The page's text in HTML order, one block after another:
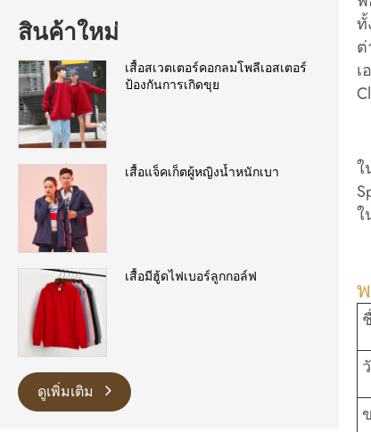
สินค้าใหม่
เสื้อสเวตเตอร์คอกลมโพลีเอสเตอร์
ป้องกันการเกิดขุย
เสื้อแจ็คเก็ตผู้หญิงน้ำหนักเบา
เสื้อมีฮู้ดไฟเบอร์ลูกกอล์ฟ
ดูเพิ่มเติม
ทั้
ใ
ใ